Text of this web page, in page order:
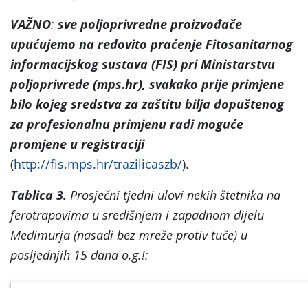
VAŽNO: sve poljoprivredne proizvođače
upućujemo na redovito praćenje Fitosanitarnog
informacijskog sustava (FIS) pri Ministarstvu
poljoprivrede (mps.hr), svakako prije primjene
bilo kojeg sredstva za zaštitu bilja dopuštenog
za profesionalnu primjenu radi moguće
promjene u registraciji
(http://fis.mps.hr/trazilicaszb/).
Tablica 3. Prosječni tjedni ulovi nekih štetnika na
ferotrapovima u središnjem i zapadnom dijelu
Međimurja (nasadi bez mreže protiv tuče) u
posljednjih 15 dana o.g.!: